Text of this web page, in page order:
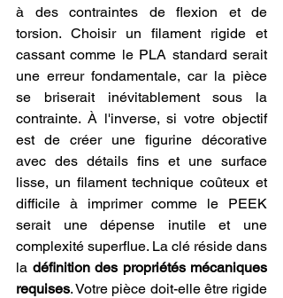
à des contraintes de flexion et de
torsion. Choisir un filament rigide et
cassant comme le PLA standard serait
une erreur fondamentale, car la pièce
se briserait inévitablement sous la
contrainte. À l'inverse, si votre objectif
est de créer une figurine décorative
avec des détails fins et une surface
lisse, un filament technique coûteux et
difficile à imprimer comme le PEEK
serait une dépense inutile et une
complexité superflue. La clé réside dans
la définition des propriétés mécaniques
requises. Votre pièce doit-elle être rigide